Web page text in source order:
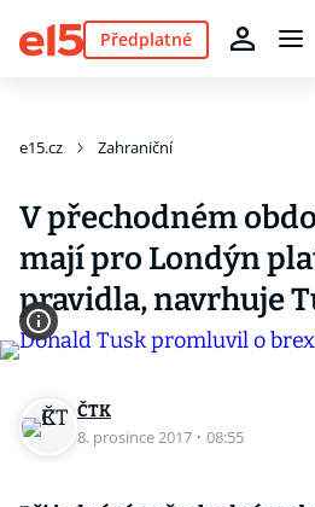
Předplatné
e15.cz Zahraniční
V přechodném
mají pro Londýn
pravidla, navrhuje
ČTK
8. prosince 2017 · 08:55